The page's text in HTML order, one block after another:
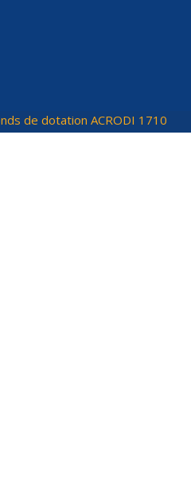
de dotation ACRODI 1710